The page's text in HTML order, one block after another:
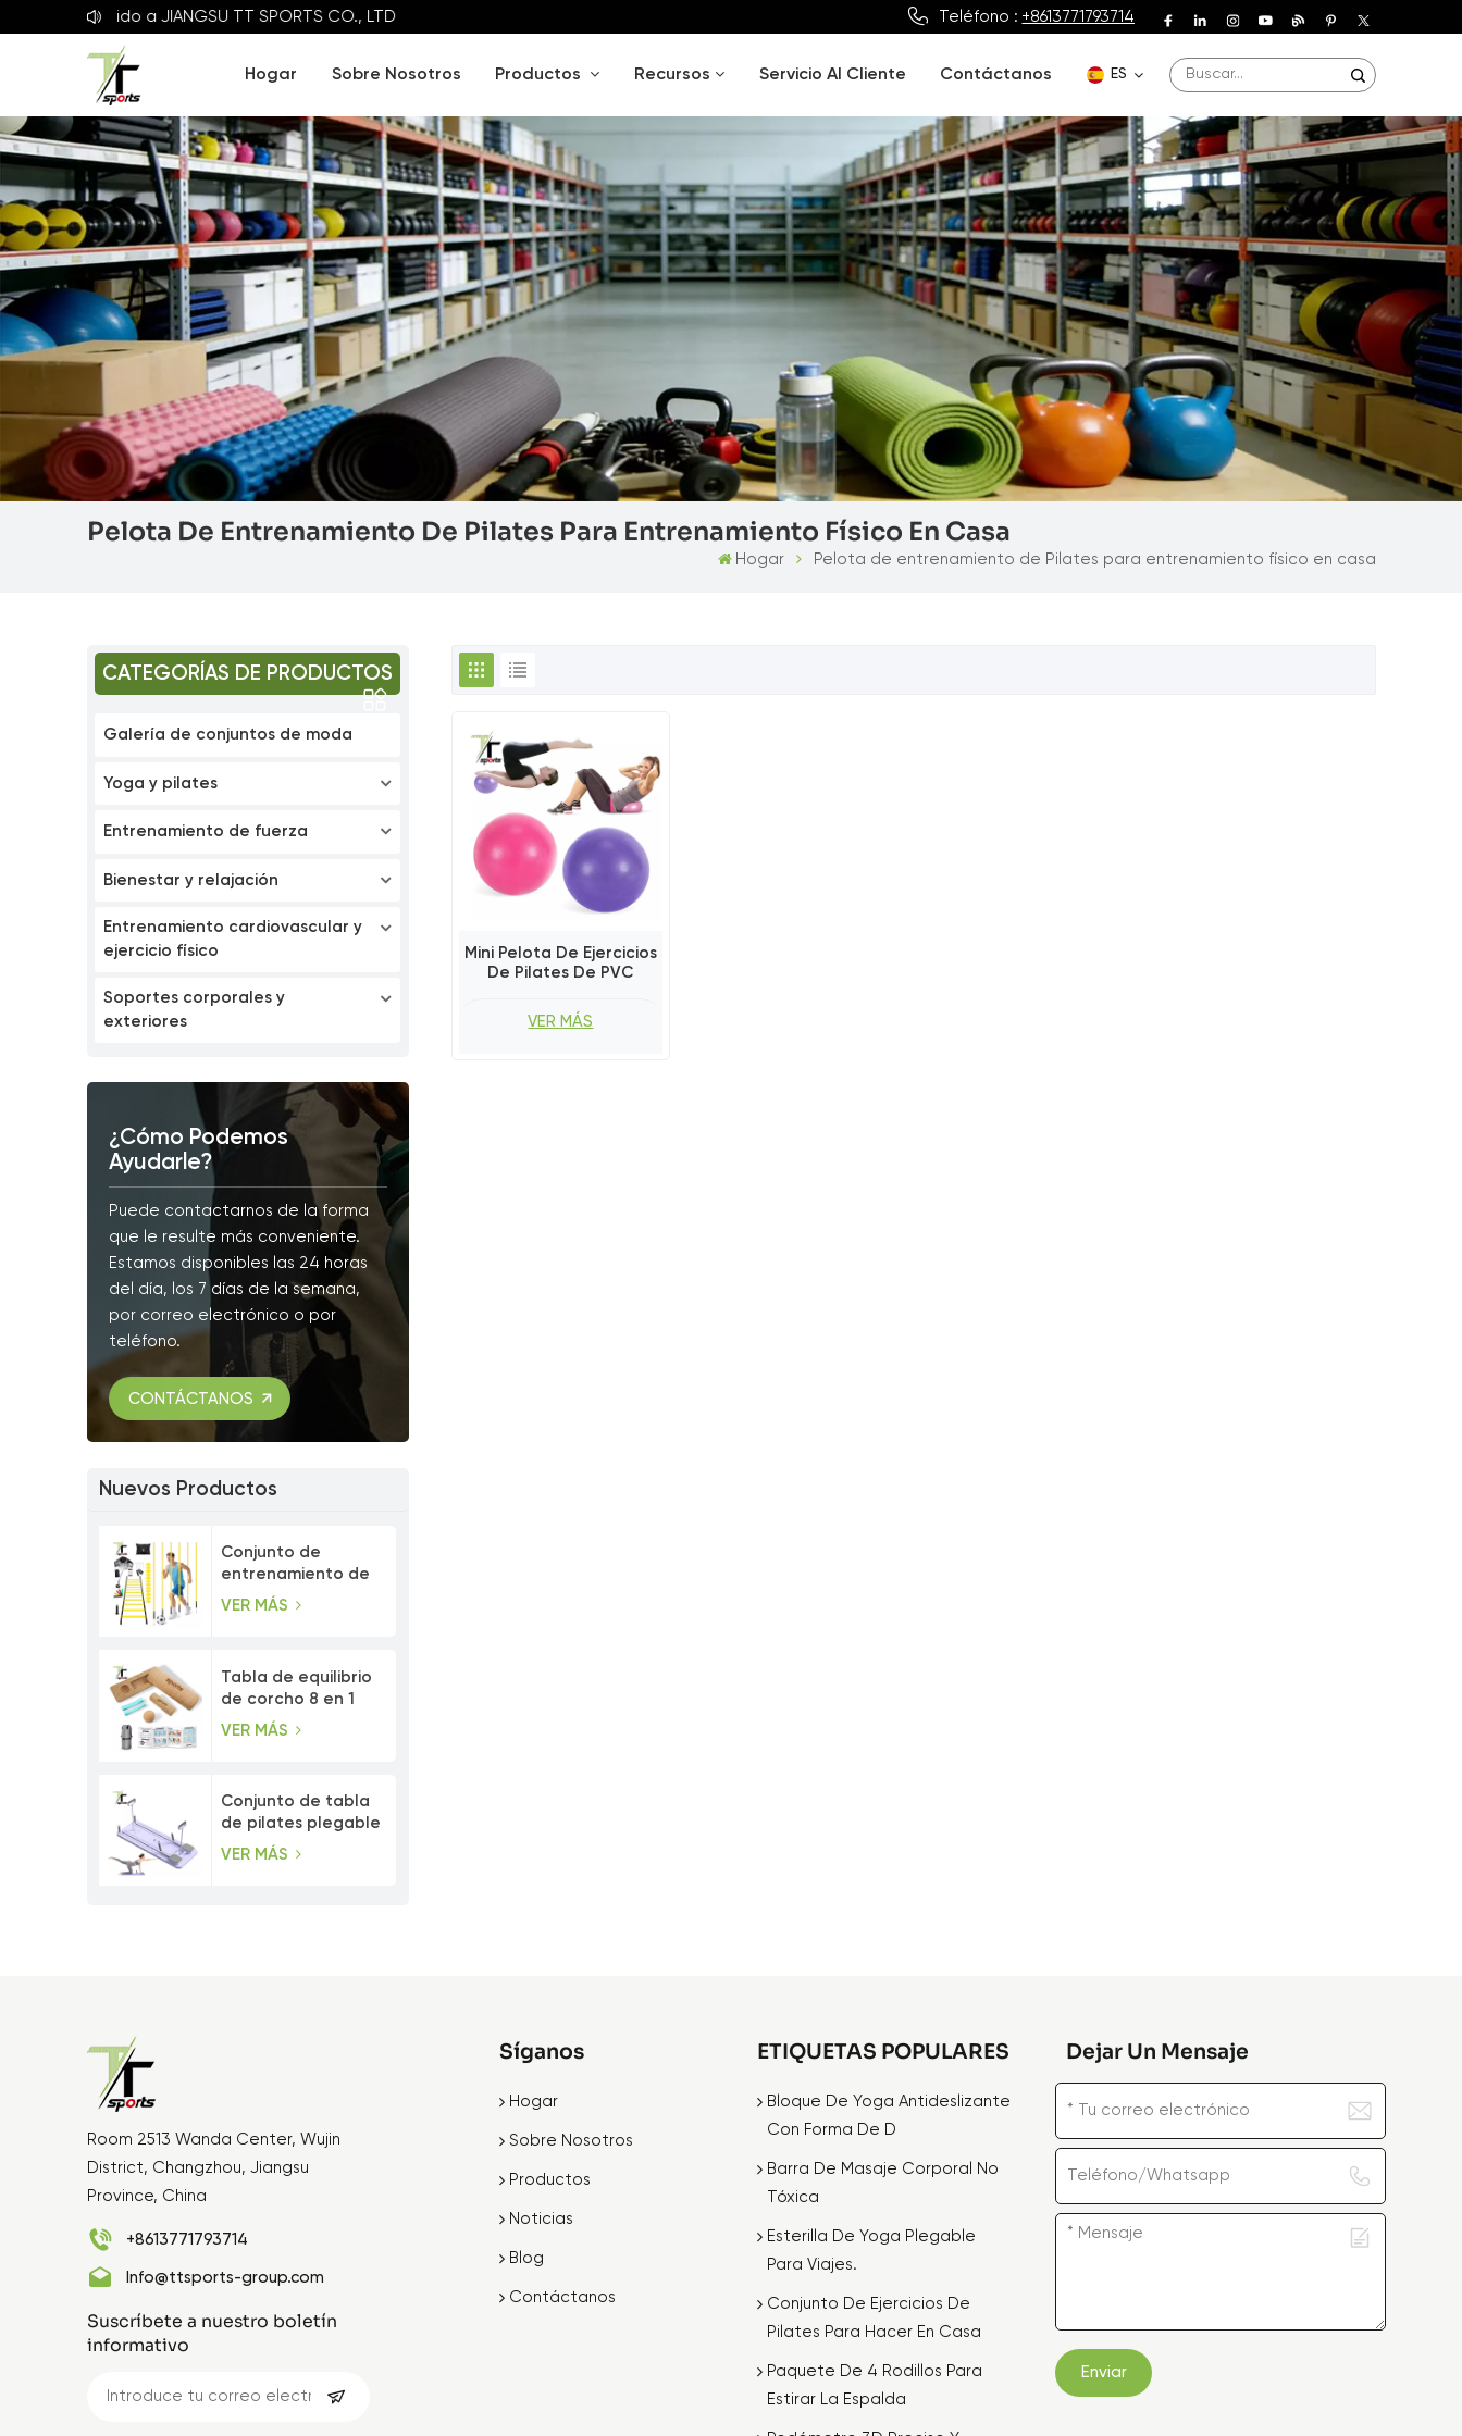
aJIANGSU TT SPORTS CO., LTD Teléfono : +8613771793714
Hogar Sobre Nosotros Productos Recursos Servicio Al Cliente Contáctanos ES
English
Deutsch
Español
Français
Português
Pelota De Entrenamiento De Pilates Para Entrenamiento Físico En Casa
Hogar Pelota de entrenamiento de Pilates para entrenamiento físico en casa
CATEGORÍAS DE PRODUCTOS
Galería de conjuntos de moda
Yoga y pilates
Entrenamiento de fuerza
Bienestar y relajación
Entrenamiento cardiovascular y
ejercicio físico
Soportes corporales y
exteriores
¿Cómo Podemos
Ayudarle?
Puede contactarnos de la forma
que le resulte más conveniente.
Estamos disponibles las 24 horas
del día, los 7 días de la semana,
por correo electrónico o por
teléfono.
CONTÁCTANOS
Nuevos Productos
Conjunto de
entrenamiento de
velocidad con
VER MÁS
Tabla de equilibrio
de corcho 8 en 1
con bandas de
VER MÁS
Conjunto de tabla
de pilates plegable
multiusos para
VER MÁS
Mini Pelota De Ejercicios
De Pilates De PVC
VER MÁS
Room 2513 Wanda Center, Wujin
District, Changzhou, Jiangsu
Province, China
+8613771793714
Info@ttsports-group.com
Suscríbete a nuestro boletín
informativo
Síganos
Hogar
Sobre Nosotros
Productos
Noticias
Blog
Contáctanos
ETIQUETAS POPULARES
Bloque De Yoga Antideslizante
Con Forma De D
Barra De Masaje Corporal No
Tóxica
Esterilla De Yoga Plegable
Para Viajes.
Conjunto De Ejercicios De
Pilates Para Hacer En Casa
Paquete De 4 Rodillos Para
Estirar La Espalda
Dejar Un Mensaje
Enviar